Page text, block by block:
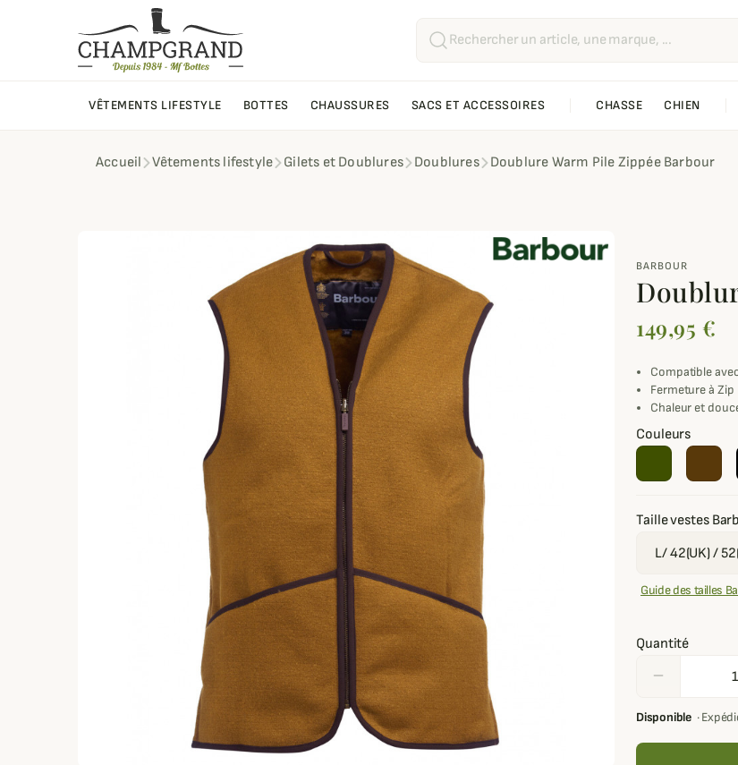
VÊTEMENTS LIFESTYLE BOTTES CHAUSSURES SACS ET ACCESSOIRES CHASSE CHIEN
Accueil Vêtements lifestyle Gilets et Doublures Doublures Doublure Warm Pile Zippée Barbour
BARBOUR
149,95 €
Compatible
Fermeture à Zip
Chaleur et
Couleurs
Taille vestes
Guide des tailles
Quantité
remove
Disponible ·